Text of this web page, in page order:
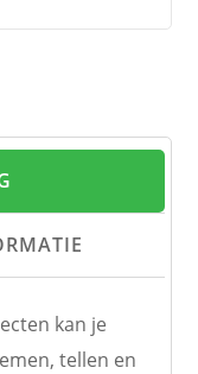
kan je
tellen en